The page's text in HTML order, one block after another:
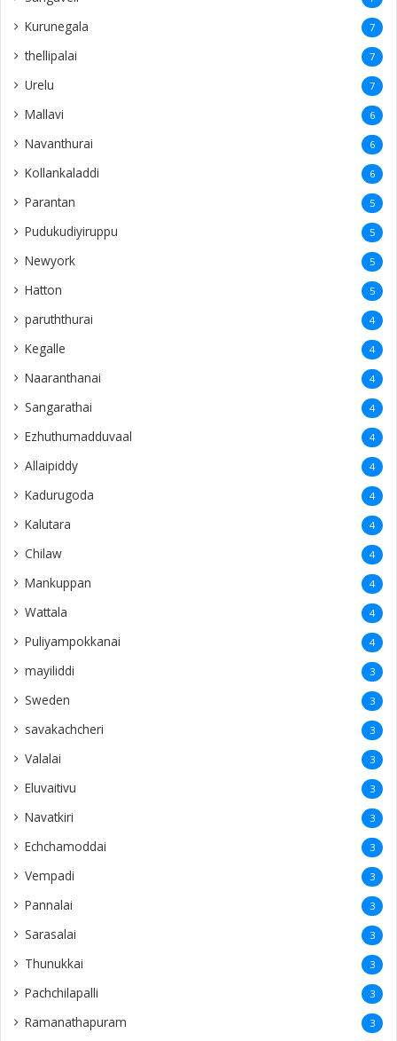
Kurunegala 7
thellipalai 7
Urelu 7
Mallavi 6
Navanthurai 6
Kollankaladdi 6
Parantan 5
Pudukudiyiruppu 5
Newyork 5
Hatton 5
paruththurai 4
Kegalle 4
Naaranthanai 4
Sangarathai 4
Ezhuthumadduvaal 4
Allaipiddy 4
Kadurugoda 4
Kalutara 4
Chilaw 4
Mankuppan 4
Wattala 4
Puliyampokkanai 4
mayiliddi 3
Sweden 3
savakachcheri 3
Valalai 3
Eluvaitivu 3
Navatkiri 3
Echchamoddai 3
Vempadi 3
Pannalai 3
Sarasalai 3
Thunukkai 3
Pachchilapalli 3
Ramanathapuram 3